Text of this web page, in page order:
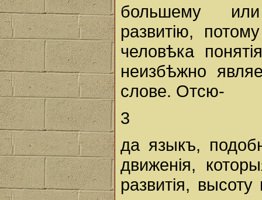
большему или
развитiю,
человѣка
неизбѣжно
слове. Отсю-
3
да языкъ,
движенiя,
развитiя,